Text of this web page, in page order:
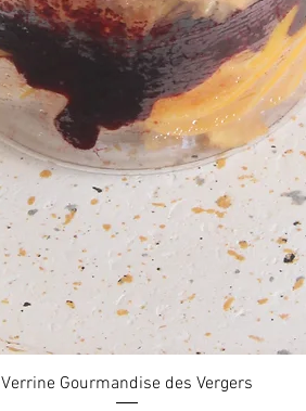
Aperçu rapide
Verrine Gourmandise des Vergers